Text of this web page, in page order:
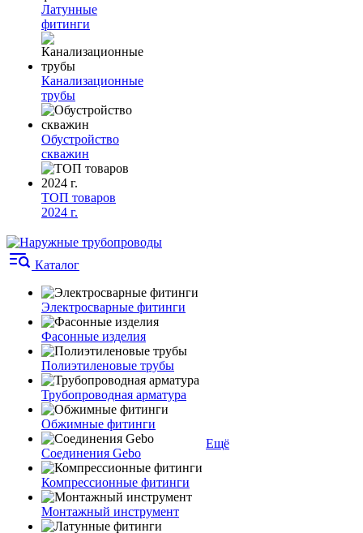
Латунные
фитинги
Канализационные
трубы
Обустройство
скважин
ТОП товаров
2024 г.
Каталог
Электросварные фитинги
Фасонные изделия
Полиэтиленовые трубы
Трубопроводная арматура
Обжимные фитинги
Соединения Gebo
Компрессионные фитинги
Монтажный инструмент
Ещё